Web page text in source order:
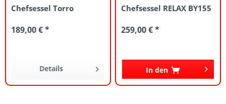
Chefsessel Torro
189,00 € *
Details
Chefsessel RELAX BY155
259,00 € *
In den